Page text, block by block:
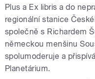
Plus a Ex libris a do
regionální stanice
společně s Richardem
německou menšinu
spolumoderuje a
Planetárium.